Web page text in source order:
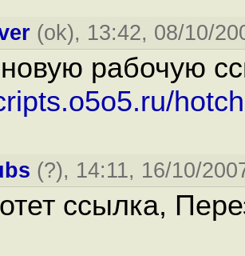
(ok), 13:42, 08/10/
рабочую
(?), 14:11, 16/10/
ссылка,